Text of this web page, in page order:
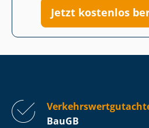
Jetzt kostenlos
BauGB